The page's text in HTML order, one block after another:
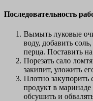
Последовательность
Вымыть луковые
воду, добавить
перца. Поставить
Порезать сало
закипит, уложить
Плотно закупорить
продукт в маринаде
обсушить и